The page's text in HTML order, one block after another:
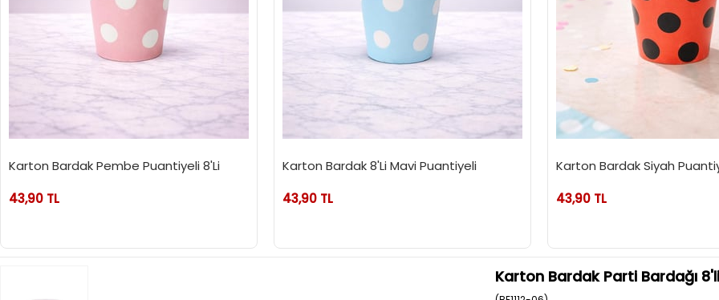
Karton Bardak Pembe Puantiyeli 8'Li
43,90 TL
Karton Bardak 8'Li Mavi Puantiyeli
43,90 TL
Karton Bardak Siyah
43,90 TL
Karton Bardak Parti Bardağı